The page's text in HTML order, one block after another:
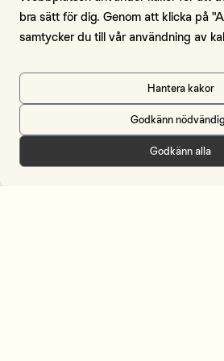
bra sätt för dig. Genom att klicka på
samtycker du till vår användning av
Hantera kakor
Godkänn
Godkänn alla
Meny
Kontakt
Om cookies